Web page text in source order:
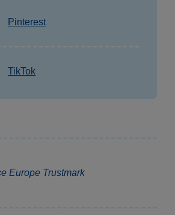
Pinterest
TikTok